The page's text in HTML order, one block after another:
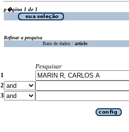
p�gina 1 de 1
Refinar a pesquisa
Base de dados : article
Pesquisar
1
2
3